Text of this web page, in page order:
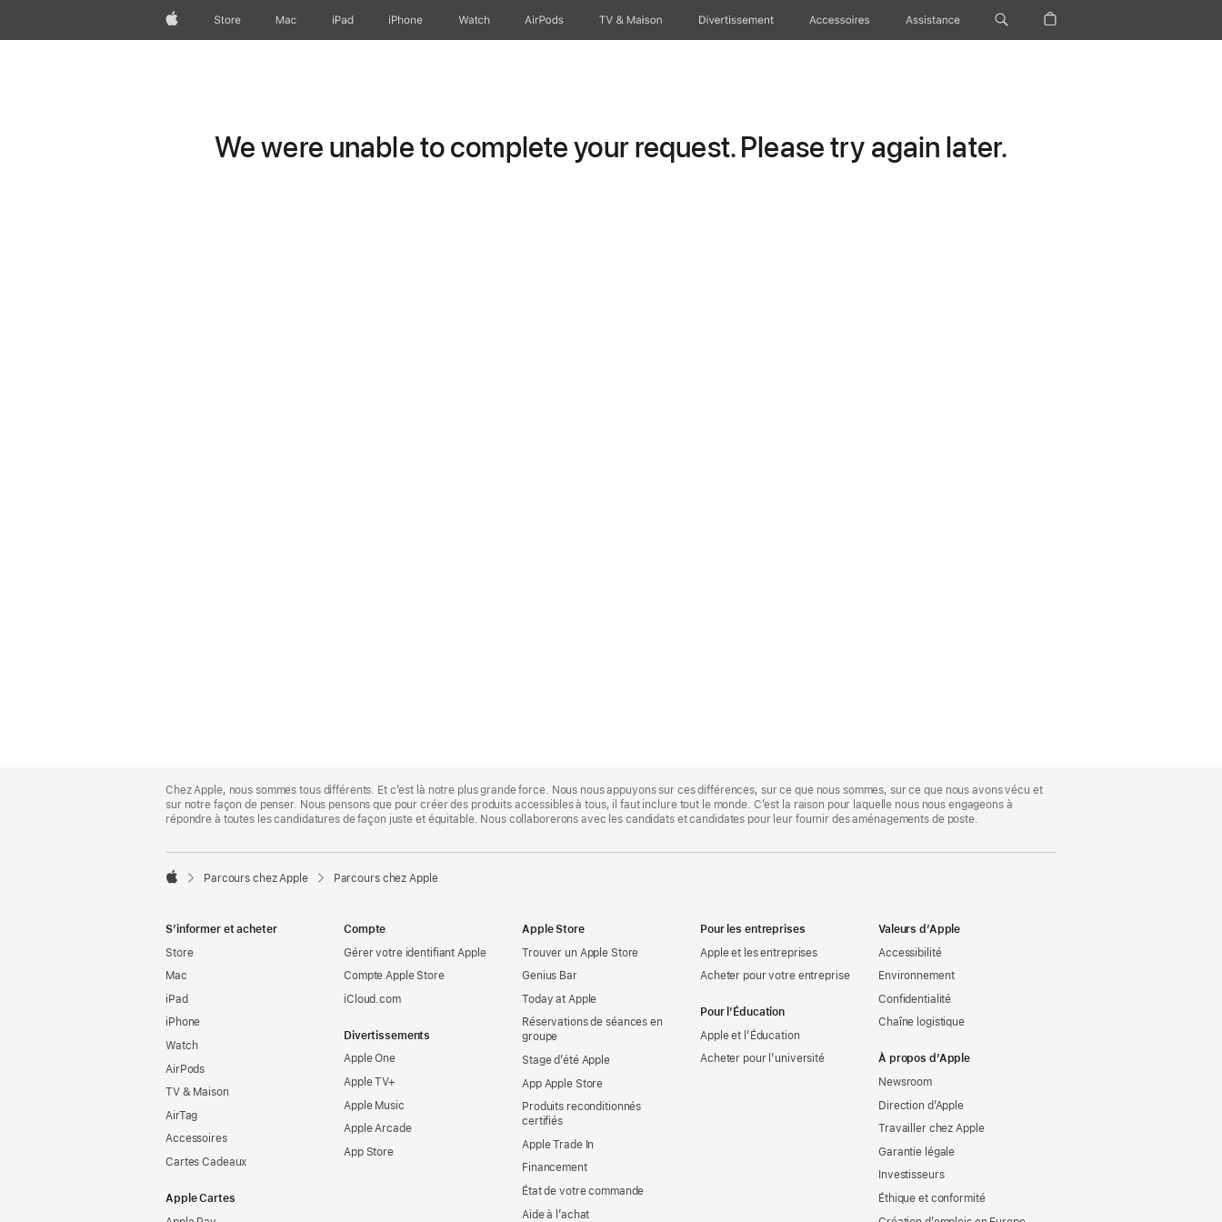
AppleStore Mac iPad iPhone Watch AirPods TV & Maison Divertissements Accessoires Assistance
We were unable to complete your request. Please try again later.
Footer
Chez Apple, nous sommes tous différents. Et c’est là notre plus grande force. Nous nous appuyons sur ces différences, sur ce que nous sommes, sur ce que nous avons vécu et
sur notre façon de penser. Nous pensons que pour créer des produits accessibles à tous, il faut inclure tout le monde. C’est la raison pour laquelle nous nous engageons à
répondre à toutes les candidatures de façon juste et équitable. Nous collaborerons avec les candidats et candidates pour leur fournir des aménagements de poste.

Parcours chez Apple Parcours chez Apple
S’informer et acheter
Store
Mac
iPad
iPhone
Watch
AirPods
TV & Maison
AirTag
Accessoires
Cartes Cadeaux
Apple Cartes
Compte
Gérer votre identifiant Apple
Compte Apple Store
iCloud.com
Divertissements
Apple One
Apple TV+
Apple Music
Apple Arcade
App Store
Apple Store
Trouver un Apple Store
Genius Bar
Today at Apple
Réservations de séances en
groupe
Stage d’été Apple
App Apple Store
Produits reconditionnés
certifiés
Apple Trade In
Financement
État de votre commande
Aide à l’achat
Pour les entreprises
Apple et les entreprises
Acheter pour votre entreprise
Pour l’Éducation
Apple et l’Éducation
Acheter pour l’université
Valeurs d’Apple
Accessibilité
Environnement
Confidentialité
Chaîne logistique
À propos d’Apple
Newsroom
Direction d’Apple
Travailler chez Apple
Garantie légale
Investisseurs
Éthique et conformité